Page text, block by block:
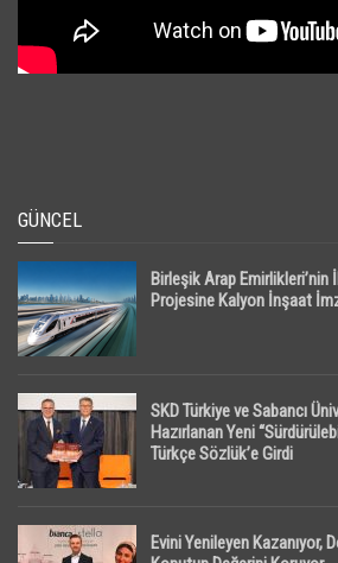
GÜNCEL
Birleşik Arap Emirlikleri’nin
Projesine Kalyon İnşaat
SKD Türkiye ve Sabancı
Hazırlanan Yeni
Türkçe Sözlük’e Girdi
Evini Yenileyen Kazanıyor,